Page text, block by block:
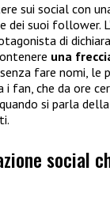
sui social con
suoi follower.
di
una
senza fare nomi, le
fan, che da ore
si parla
social